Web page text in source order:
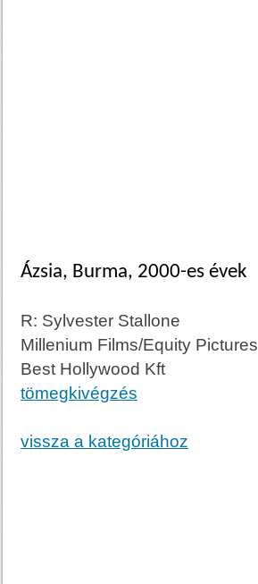
Ázsia, Burma, 2000-es évek
R: Sylvester Stallone
Millenium Films/Equity Pictures
Best Hollywood Kft
tömegkivégzés
vissza a kategóriához